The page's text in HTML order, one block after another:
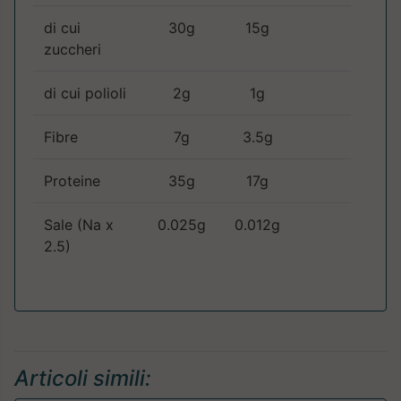
di cui
zuccheri
30g 15g
di cui polioli 2g 1g
Fibre 7g 3.5g
Proteine 35g 17g
Sale (Na x
2.5)
0.025g 0.012g
Articoli simili: